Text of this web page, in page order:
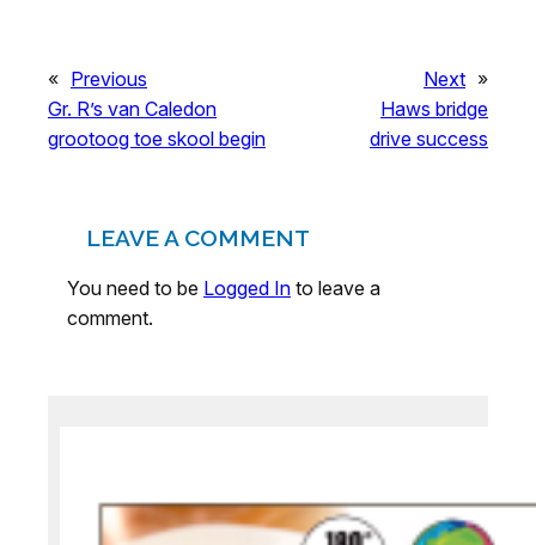
« Previous
Gr. R’s van Caledon
grootoog toe skool begin
Next »
Haws bridge
drive success
LEAVE A COMMENT
You need to be Logged In to leave a
comment.